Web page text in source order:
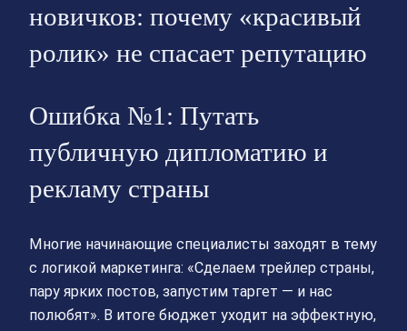
новичков: почему «красивый
ролик» не спасает репутацию
Ошибка №1: Путать
публичную дипломатию и
рекламу страны
Многие начинающие специалисты заходят в тему
с логикой маркетинга: «Сделаем трейлер страны,
пару ярких постов, запустим таргет — и нас
полюбят». В итоге бюджет уходит на эффектную,